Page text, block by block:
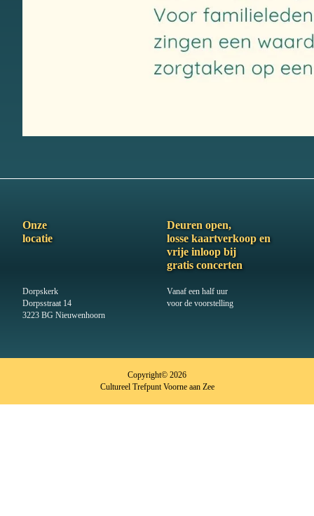
Onze
locatie
Deuren open,
losse kaartverkoop en
vrije inloop bij
gratis concerten
Dorpskerk
Dorpsstraat 14
3223 BG Nieuwenhoorn
Vanaf een half uur
voor de voorstelling
Copyright© 2026
Cultureel Trefpunt Voorne aan Zee